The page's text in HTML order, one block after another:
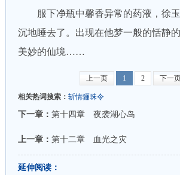
服下净瓶中馨香异常的药液，徐玉
沉地睡去了。出现在他梦一般的恬静
美妙的仙境……
上一页 1 2 下一
相关热词搜索： 斩情骊珠令
下一章： 第十四章 夜袭湖心岛
上一章： 第十二章 血光之灾
延伸阅读：